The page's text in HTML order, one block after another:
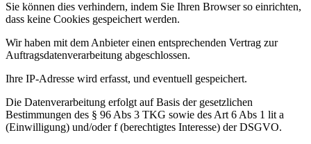
Sie können dies verhindern, indem Sie Ihren Browser so einrichten,
dass keine Cookies gespeichert werden.
Wir haben mit dem Anbieter einen entsprechenden Vertrag zur
Auftragsdatenverarbeitung abgeschlossen.
Ihre IP-Adresse wird erfasst, und eventuell gespeichert.
Die Datenverarbeitung erfolgt auf Basis der gesetzlichen
Bestimmungen des § 96 Abs 3 TKG sowie des Art 6 Abs 1 lit a
(Einwilligung) und/oder f (berechtigtes Interesse) der DSGVO.